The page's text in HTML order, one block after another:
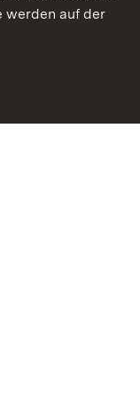
werden auf der